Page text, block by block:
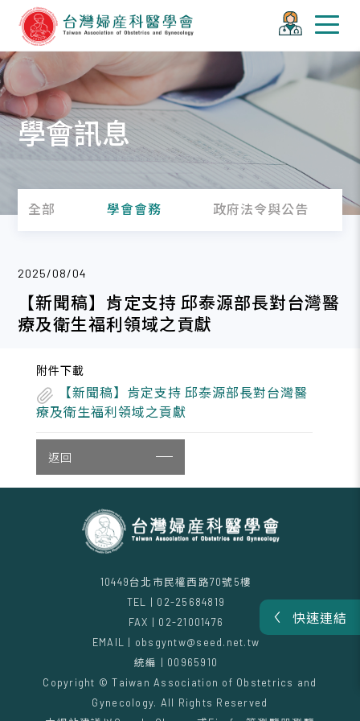
快速連結
學會訊息
全部 學會會務 政府法令與公告
2025/08/04
【新聞稿】肯定支持 邱泰源部長對台灣醫
療及衛生福利領域之貢獻
附件下載
【新聞稿】肯定支持 邱泰源部長對台灣醫
療及衛生福利領域之貢獻
返回
10449台北市民權西路70號5樓
TEL | 02-25684819
FAX | 02-21001476
EMAIL | obsgyntw@seed.net.tw
統編 | 00965910
Copyright © Taiwan Association of Obstetrics and
Gynecology. All Rights Reserved